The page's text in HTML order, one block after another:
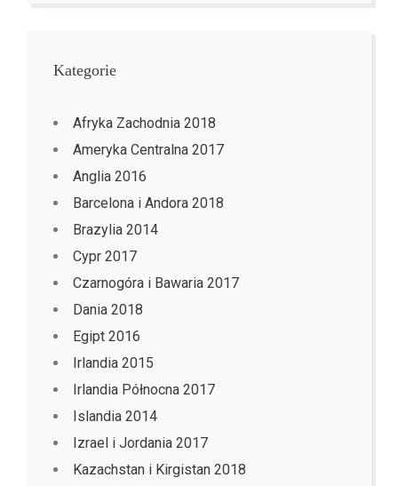
Kategorie
Afryka Zachodnia 2018
Ameryka Centralna 2017
Anglia 2016
Barcelona i Andora 2018
Brazylia 2014
Cypr 2017
Czarnogóra i Bawaria 2017
Dania 2018
Egipt 2016
Irlandia 2015
Irlandia Północna 2017
Islandia 2014
Izrael i Jordania 2017
Kazachstan i Kirgistan 2018